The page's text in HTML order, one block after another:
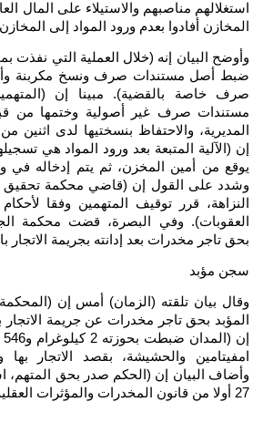
استغلالهم مناصبهم والاستيلاء على المال
المخازن أفادوا بعدم ورود المواد إلى
وأوضح البيان إنه (خلال العملية التي نفذت
ضبط أصل مستندات صرف ونسخ مكربنة
صرف خاصة بالقضية). مبينا إن
مستندات صرف غير أصولية وختمها من قبل
المديرية، والاحتفاظ بنسختيها لدى اثنين
إن (الآلية المتبعة بعد ورود المواد هي
يوقع من أمين المخزن، ثم يتم إدخاله
وشدد على القول إن (قاضي محكمة تحقيق
العقوبات). وفي البصرة، قضت محكمة
بحق تاجر مخدرات بعد إدانته بجريمة الاتجار
سجن مؤبد
وقال بيان تلقته (الزمان) أمس إن
المؤبد بحق تاجر مخدرات عن جريمة الاتجار
امفيتامين والحشيشة، بقصد الاتجار بها
وأضاف البيان إن (الحكم صدر بحق المتهم،
27 أولا من قانون المخدرات والمؤثرات العقلية رقم 50 لسنة 2017